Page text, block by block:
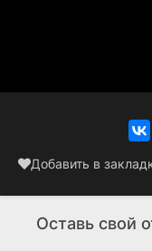
Добавить в
Оставь свой